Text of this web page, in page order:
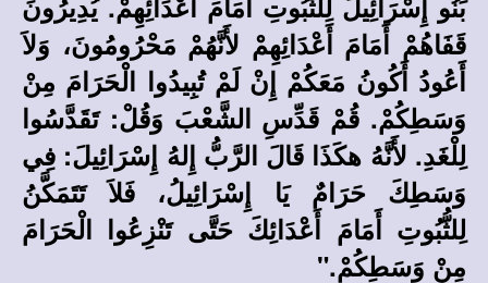
قَفَاهُمْ أَمَامَ أَعْدَائِهِمْ لأَنَّهُمْ مَحْرُومُونَ، وَلاَ
أَعُودُ أَكُونُ مَعَكُمْ إِنْ لَمْ تُبِيدُوا الْحَرَامَ مِنْ
وَسَطِكُمْ. قُمْ قَدِّسِ الشَّعْبَ وَقُلْ: تَقَدَّسُوا
لِلْغَدِ. لأَنَّهُ هكَذَا قَالَ الرَّبُّ إِلهُ إِسْرَائِيلَ: فِي
وَسَطِكَ حَرَامٌ يَا إِسْرَائِيلُ، فَلاَ تَتَمَكَّنُ
لِلثُّبُوتِ أَمَامَ أَعْدَائِكَ حَتَّى تَنْزِعُوا الْحَرَامَ
مِنْ وَسَطِكُمْ."